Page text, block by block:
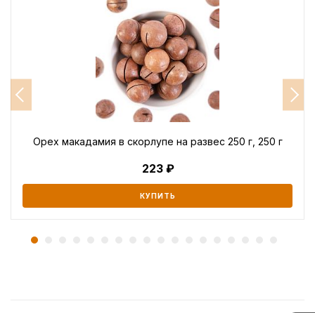
Орех макадамия в скорлупе на развес 250 г, 250 г
223
КУПИТЬ